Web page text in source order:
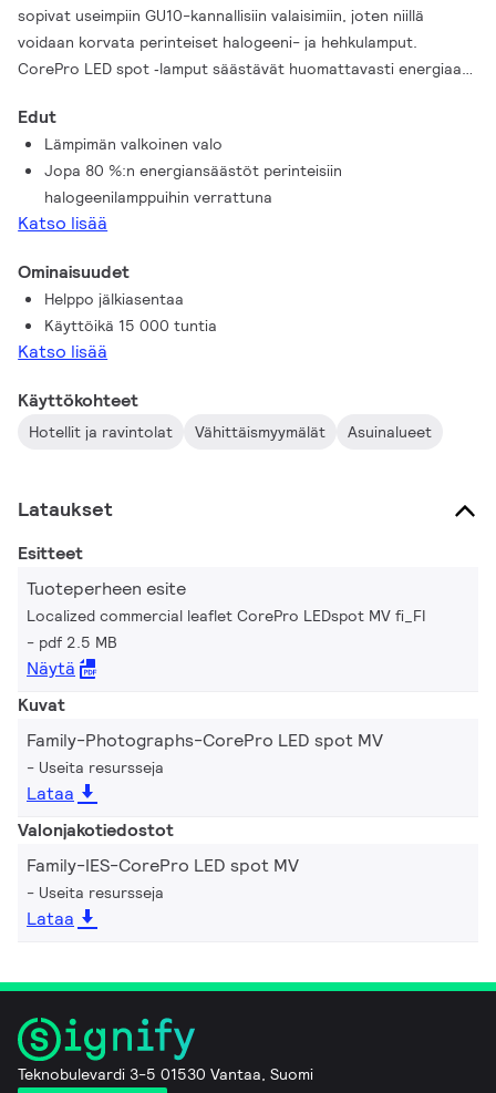
sopivat useimpiin GU10-kannallisiin valaisimiin, joten niillä
voidaan korvata perinteiset halogeeni- ja hehkulamput.
CorePro LED spot ‑lamput säästävät huomattavasti energiaa
Edut
Lämpimän valkoinen valo
Jopa 80 %:n energiansäästöt perinteisiin
halogeenilamppuihin verrattuna
Katso lisää
Ominaisuudet
Helppo jälkiasentaa
Käyttöikä 15 000 tuntia
Katso lisää
Käyttökohteet
Hotellit ja ravintolat Vähittäismyymälät Asuinalueet
Lataukset
Esitteet
Tuoteperheen esite
Localized commercial leaflet CorePro LEDspot MV fi_FI
pdf 2.5 MB
Näytä
Kuvat
Family-Photographs-CorePro LED spot MV
Useita resursseja
Lataa
Valonjakotiedostot
Family-IES-CorePro LED spot MV
Useita resursseja
Lataa
Teknobulevardi 3-5 01530 Vantaa, Suomi